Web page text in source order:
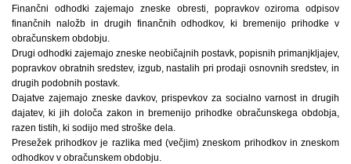
Finančni odhodki zajemajo zneske obresti, popravkov oziroma odpisov
finančnih naložb in drugih finančnih odhodkov, ki bremenijo prihodke v
obračunskem obdobju.
Drugi odhodki zajemajo zneske neobičajnih postavk, popisnih primanjkljajev,
popravkov obratnih sredstev, izgub, nastalih pri prodaji osnovnih sredstev, in
drugih podobnih postavk.
Dajatve zajemajo zneske davkov, prispevkov za socialno varnost in drugih
dajatev, ki jih določa zakon in bremenijo prihodke obračunskega obdobja,
razen tistih, ki sodijo med stroške dela.
Presežek prihodkov je razlika med (večjim) zneskom prihodkov in zneskom
odhodkov v obračunskem obdobju.